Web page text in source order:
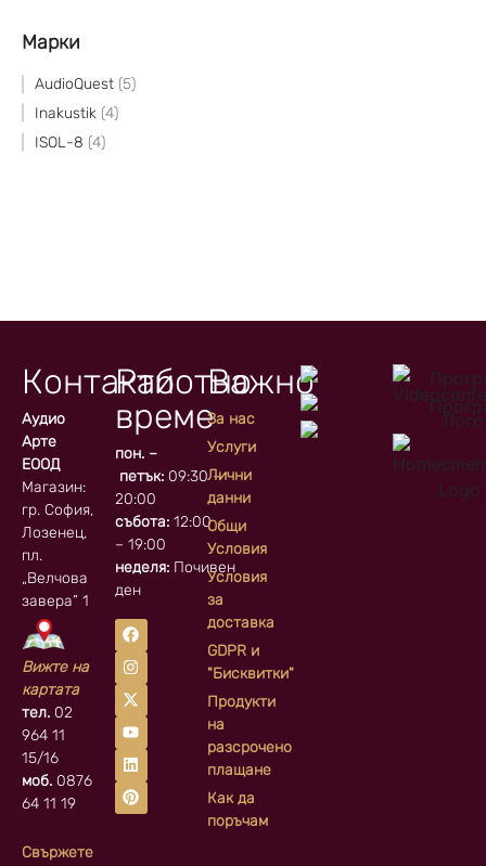
Марки
AudioQuest 5
Inakustik 4
ISOL-8 4
Контакти
Аудио
Арте
ЕООД
Магазин:
гр. София, кв.
Лозенец,
пл.
„Велчова
завера” 1
Вижте на
картата
тел. 02
964 11
15/16
моб. 0876
64 11 19
Свържете
Работно
време
пон. –
петък:09:30 –
20:00
събота:12:00
– 19:00
неделя:Почивен
ден
Важно
За нас
Услуги
Лични
данни
Общи
Условия
Условия
за
доставка
GDPR и
"Бисквитки"
Продукти
на
разсрочено
плащане
Как да
поръчам